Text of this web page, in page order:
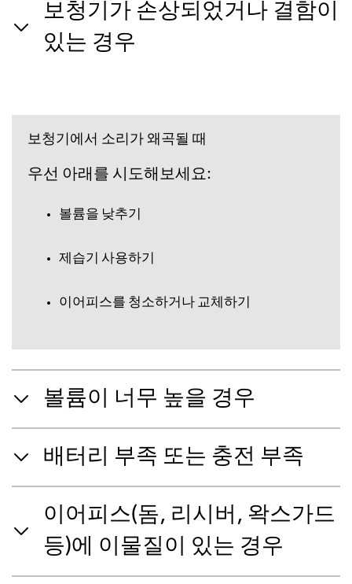
보청기가 손상되었거나 결함이
있는 경우
보청기에서 소리가 왜곡될 때
우선 아래를 시도해보세요:
볼륨을 낮추기
제습기 사용하기
이어피스를 청소하거나 교체하기
볼륨이 너무 높을 경우
배터리 부족 또는 충전 부족
이어피스(돔, 리시버, 왁스가드
등)에 이물질이 있는 경우